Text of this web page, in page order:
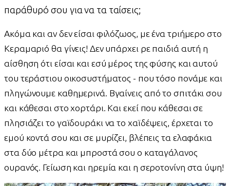
παράθυρό σου για να τα ταίσεις;
Ακόμα και αν δεν είσαι φιλόζωος, με ένα τριήμερο στο
Κεραμαριό θα γίνεις! Δεν υπάρχει ρε παιδιά αυτή η
αίσθηση ότι είσαι και εσύ μέρος της φύσης και αυτού
του τεράστιου οικοσυστήματος - που τόσο πονάμε και
πληγώνουμε καθημερινά. Βγαίνεις από το σπιτάκι σου
και κάθεσαι στο χορτάρι. Και εκεί που κάθεσαι σε
πλησιάζει το γαϊδουράκι να το χαϊδέψεις, έρχεται το
εμού κοντά σου και σε μυρίζει, βλέπεις τα ελαφάκια
στα δύο μέτρα και μπροστά σου ο καταγάλανος
ουρανός. Γείωση και ηρεμία και η σεροτονίνη στα ύψη!